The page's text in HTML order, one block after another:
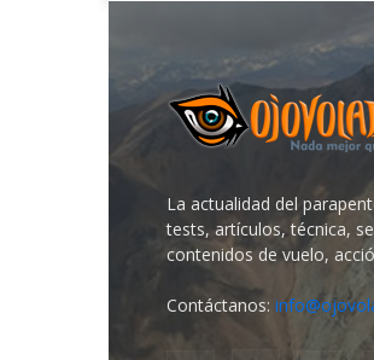
La actualidad del
tests, artículos, técnica,
contenidos de vuelo,
Contáctanos: